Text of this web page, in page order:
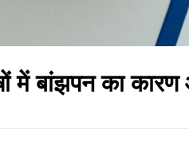
में बांझपन का